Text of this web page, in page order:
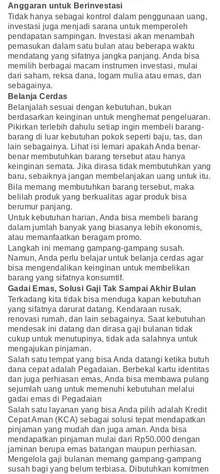
Anggaran untuk Berinvestasi
Tidak hanya sebagai kontrol dalam penggunaan uang,
investasi juga menjadi sarana untuk memperoleh
pendapatan sampingan. Investasi akan menambah
pemasukan dalam satu bulan atau beberapa waktu
mendatang yang sifatnya jangka panjang. Anda bisa
memilih berbagai macam instrumen investasi, mulai
dari saham, reksa dana, logam mulia atau emas, dan
sebagainya.
Belanja Cerdas
Belanjalah sesuai dengan kebutuhan, bukan
berdasarkan keinginan untuk menghemat pengeluaran.
Pikirkan terlebih dahulu setiap ingin membeli barang-
barang di luar kebutuhan pokok seperti baju, tas, dan
lain sebagainya. Lihat isi lemari apakah Anda benar-
benar membutuhkan barang tersebut atau hanya
keinginan semata. Jika dirasa tidak membutuhkan yang
baru, sebaiknya jangan membelanjakan uang untuk itu.
Bila memang membutuhkan barang tersebut, maka
belilah produk yang berkualitas agar produk bisa
berumur panjang.
Untuk kebutuhan harian, Anda bisa membeli barang
dalam jumlah banyak yang biasanya lebih ekonomis,
atau memanfaatkan beragam promo.
Langkah ini memang gampang-gampang susah.
Namun, Anda perlu belajar untuk belanja cerdas agar
bisa mengendalikan keinginan untuk membelikan
barang yang sifatnya konsumtif.
Gadai Emas, Solusi Gaji Tak Sampai Akhir Bulan
Terkadang kita tidak bisa menduga kapan kebutuhan
yang sifatnya darurat datang. Kendaraan rusak,
renovasi rumah, dan lain sebagainya. Saat kebutuhan
mendesak ini datang dan dirasa gaji bulanan tidak
cukup untuk menutupinya, tidak ada salahnya untuk
mengajukan pinjaman.
Salah satu tempat yang bisa Anda datangi ketika butuh
dana cepat adalah Pegadaian. Berbekal kartu identitas
dan juga perhiasan emas, Anda bisa membawa pulang
sejumlah uang untuk memenuhi kebutuhan melalui
gadai emas di Pegadaian
Salah satu layanan yang bisa Anda pilih adalah Kredit
Cepat Aman (KCA) sebagai solusi tepat mendapatkan
pinjaman yang mudah dan juga aman. Anda bisa
mendapatkan pinjaman mulai dari Rp50.000 dengan
jaminan berupa emas batangan maupun perhiasan.
Mengelola gaji bulanan memang gampang-gampang
susah bagi yang belum terbiasa. Dibutuhkan komitmen